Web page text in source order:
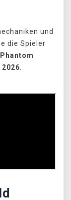
und
die Spieler
Phantom